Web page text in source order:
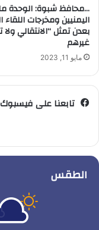
…محافظ شبوة: الوحدة
اليمنيين ومخرجات اللقاء
بعدن تمثل “الانتقالي ولا
غيرهم
مايو 11, 2023
تابعنا على فيسبوك
الطقس